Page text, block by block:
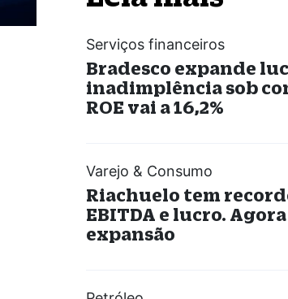
Serviços financeiros
Bradesco expande
inadimplência sob
ROE vai a 16,2%
Varejo & Consumo
Riachuelo tem
EBITDA e lucro.
expansão